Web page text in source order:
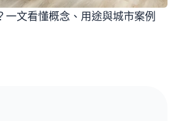
一文看懂概念、用途與城市案例